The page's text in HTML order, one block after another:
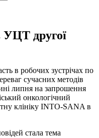
УЦТ другої
в робочих зустрічах по
сучасних методів
липня на запрошення
онкологічний
клініку INTO-SANA в
стала тема